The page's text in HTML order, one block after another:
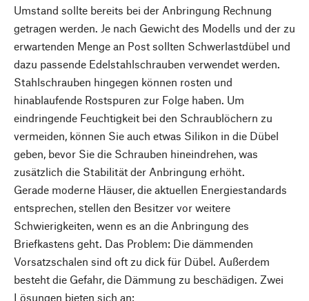
Umstand sollte bereits bei der Anbringung Rechnung
getragen werden. Je nach Gewicht des Modells und der zu
erwartenden Menge an Post sollten Schwerlastdübel und
dazu passende Edelstahlschrauben verwendet werden.
Stahlschrauben hingegen können rosten und
hinablaufende Rostspuren zur Folge haben. Um
eindringende Feuchtigkeit bei den Schraublöchern zu
vermeiden, können Sie auch etwas Silikon in die Dübel
geben, bevor Sie die Schrauben hineindrehen, was
zusätzlich die Stabilität der Anbringung erhöht.
Gerade moderne Häuser, die aktuellen Energiestandards
entsprechen, stellen den Besitzer vor weitere
Schwierigkeiten, wenn es an die Anbringung des
Briefkastens geht. Das Problem: Die dämmenden
Vorsatzschalen sind oft zu dick für Dübel. Außerdem
besteht die Gefahr, die Dämmung zu beschädigen. Zwei
Lösungen bieten sich an: